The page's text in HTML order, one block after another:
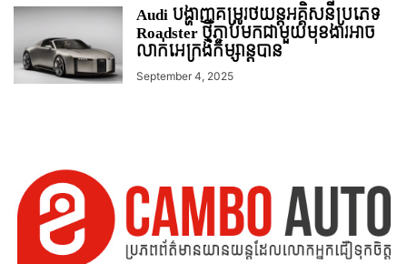
Audi បង្ហាញគម្រូរថយន្ដអគ្គិសនីប្រភេទ
Roadster ថ្មីភ្ជាប់មកជាមួយមុខងារអាច
លាក់អេក្រង់កម្សាន្ដបាន
September 4, 2025